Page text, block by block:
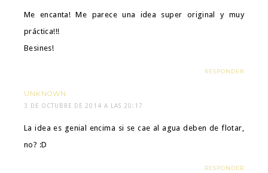
Me encanta! Me parece una idea super original y muy
práctica!!!
Besines!
RESPONDER
UNKNOWN
3 DE OCTUBRE DE 2014 A LAS 20:17
La idea es genial encima si se cae al agua deben de flotar,
no? :D
RESPONDER